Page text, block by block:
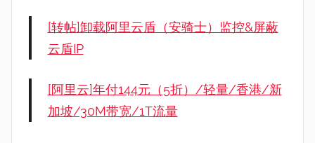
[转帖]卸载阿里云盾（安骑士）监控&屏蔽
云盾IP
[阿里云]年付144元（5折）/轻量/香港/新
加坡/30M带宽/1T流量